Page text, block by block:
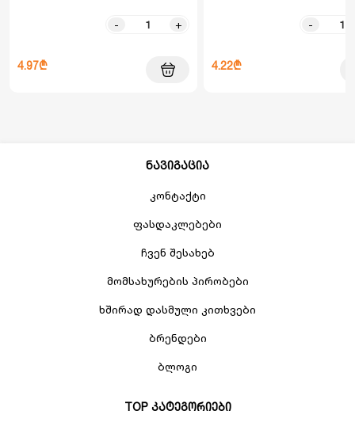
- +
4.97₾
-
4.22₾
ნავიგაცია
კონტაქტი
ფასდაკლებები
ჩვენ შესახებ
მომსახურების პირობები
ხშირად დასმული კითხვები
ბრენდები
ბლოგი
TOP კატეგორიები